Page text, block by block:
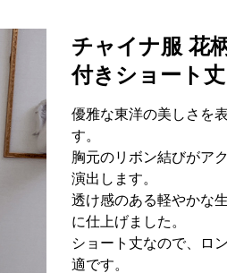
チャイナ服 花
付きショート
優雅な東洋の美しさを
す。
胸元のリボン結びがア
演出します。
透け感のある軽やかな
に仕上げました。
ショート丈なので、ロ
適です。